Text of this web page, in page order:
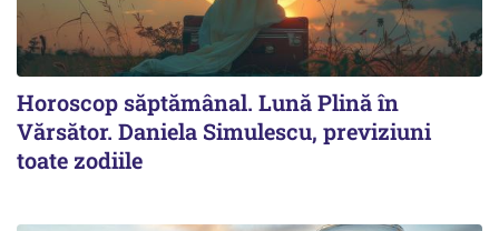
Horoscop săptămânal. Lună Plină în
Vărsător. Daniela Simulescu, previziuni
toate zodiile